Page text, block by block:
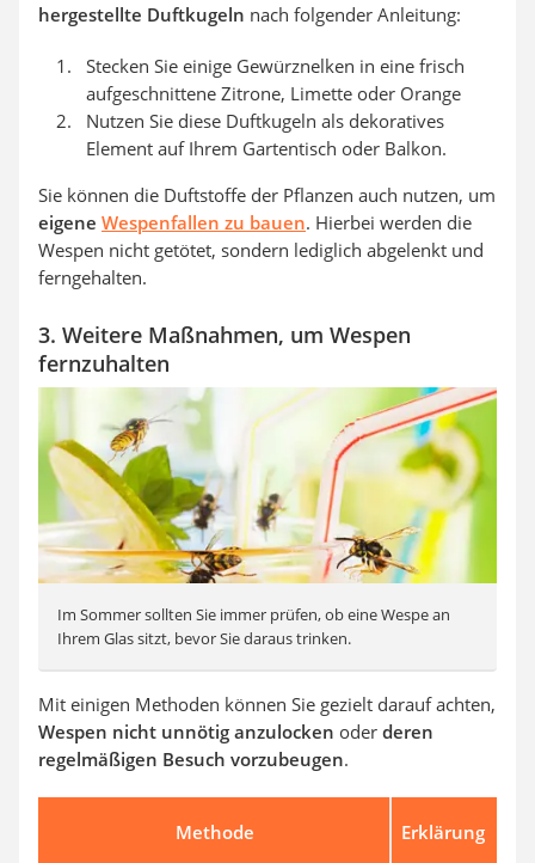
hergestellte Duftkugeln nach folgender Anleitung:
Stecken Sie einige Gewürznelken in eine frisch
aufgeschnittene Zitrone, Limette oder Orange
Nutzen Sie diese Duftkugeln als dekoratives
Element auf Ihrem Gartentisch oder Balkon.
Sie können die Duftstoffe der Pflanzen auch nutzen, um
eigene Wespenfallen zu bauen. Hierbei werden die
Wespen nicht getötet, sondern lediglich abgelenkt und
ferngehalten.
3. Weitere Maßnahmen, um Wespen
fernzuhalten
Im Sommer sollten Sie immer prüfen, ob eine Wespe an
Ihrem Glas sitzt, bevor Sie daraus trinken.
Mit einigen Methoden können Sie gezielt darauf achten,
Wespen nicht unnötig anzulocken oder deren
regelmäßigen Besuch vorzubeugen.
Methode Erklärung